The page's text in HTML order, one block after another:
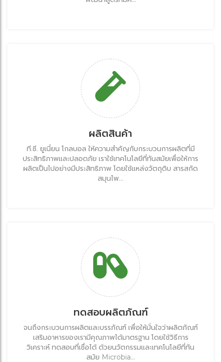
ผลิตสินค้า
ที.ซี. ยูเนี่ยน โกลบอล ให้ความสำคัญกับกระบวนการผลิตที่มี
ประสิทธิภาพและปลอดภัย เราใช้เทคโนโลยีที่ทันสมัยเพื่อให้การ
ผลิตเป็นไปอย่างมีประสิทธิภาพ โดยใช้แหล่งวัตถุดิบ สารสกัด
สมุนไพ...
ทดสอบผลิตภัณฑ์
จนถึงกระบวนการผลิตและบรรภัณฑ์ เพื่อให้มั่นใจว่าผลิตภัณฑ์
เสริมอาหารของเรามีคุณภาพได้มาตรฐาน โดยใช้วิธีการ
วิเคราะห์ ทดสอบที่เชื่อได้ ด้วยนวัตกรรมและเทคโนโลยีที่ทัน
สมัย Microbia...